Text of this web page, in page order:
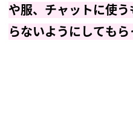
や服、チャットに使
らないようにしても